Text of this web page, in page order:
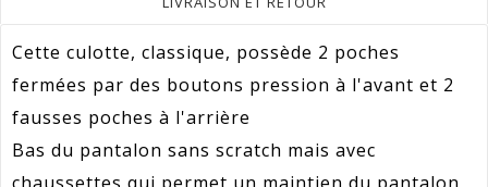
Cette culotte, classique, possède 2 poches
fermées par des boutons pression à l'avant et 2
fausses poches à l'arrière
Bas du pantalon sans scratch mais avec
chaussettes qui permet un maintien du pantalon